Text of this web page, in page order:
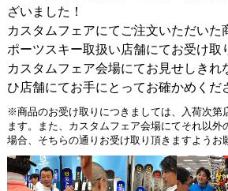
ざいました！
カスタムフェアにてご注文いただいた
ポーツスキー取扱い店舗にてお受け取
カスタムフェア会場にてお見せしきれ
ひ店舗にてお手にとってお確かめくだ
※商品のお受け取りにつきましては、入荷次第
ます。また、カスタムフェア会場にてそれ以外
場合、そちらの通りお受け取り頂きますようお